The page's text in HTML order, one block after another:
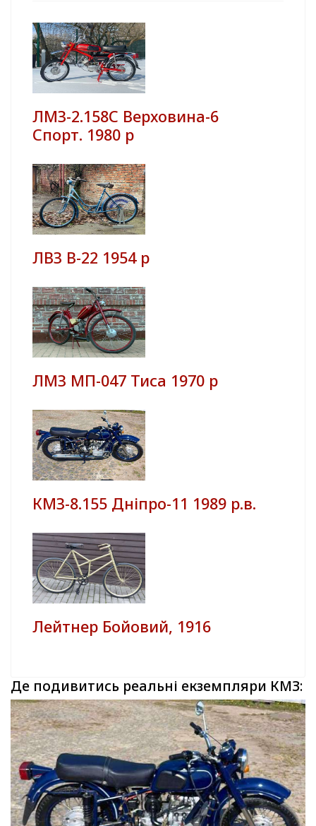
ЛМЗ-2.158С Верховина-6
Спорт. 1980 р
ЛВЗ В-22 1954 р
ЛМЗ МП-047 Тиса 1970 р
КМЗ-8.155 Дніпро-11 1989 р.в.
Лейтнер Бойовий, 1916
Де подивитись реальні екземпляри КМЗ: